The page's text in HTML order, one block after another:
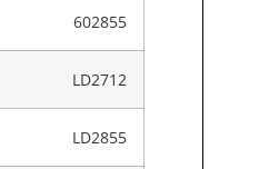
602855
LD2712
LD2855